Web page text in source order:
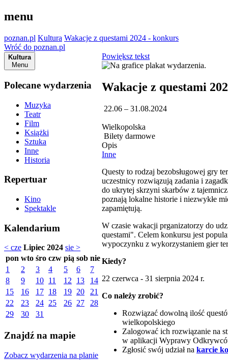
menu
poznan.pl Kultura Wakacje z questami 2024 - konkurs
Wróć do poznan.pl
Kultura
Menu
Polecane wydarzenia
Muzyka
Teatr
Film
Książki
Sztuka
Inne
Historia
Repertuar
Kino
Spektakle
Kalendarium
< cze Lipiec 2024 sie >
pon wto śro czw pią sob nie
1
2 3 4 5 6
7
8
9 10 11 12 13
14
15
16 17 18 19 20
21
22
23 24 25 26 27
28
29
30 31
Znajdź na mapie
Zobacz wydarzenia na planie
Powiększ tekst
Wakacje z questami
22.06 – 31.08.2024
Wielkopolska
Bilety darmowe
Opis
Inne
Questy to rodzaj bezobsługowej gry
uczestnicy rozwiązują zadania i
do ukrytej skrzyni skarbów z
poznają lokalne historie i niezwykłe
zapamiętują.
W czasie wakacji prganizatorzy do
questami". Celem konkursu jest
wypoczynku z wykorzystaniem gier
Kiedy?
22 czerwca - 31 sierpnia 2024 r.
Co należy zrobić?
Rozwiązać dowolną ilość
wielkopolskiego
Zalogować ich rozwiązanie na
w aplikacji Wyprawy
Zgłosić swój udział na karcie